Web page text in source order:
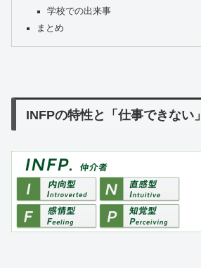
学校での出来事
まとめ
INFPの特性と「仕事できない」